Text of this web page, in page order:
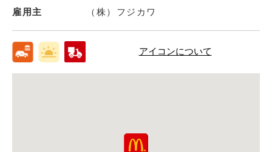
雇用主 （株）フジカワ
アイコンについて